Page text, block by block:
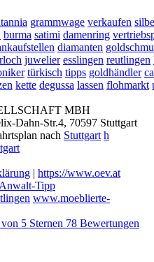
grammwage verkaufen
burma satimi damenring
diamanten
juwelier esslingen reutlingen
türkisch tipps goldhändler
kette degussa lassen flohmarkt
MBH
Dahn-Str.4, 70597 Stuttgart
nach Stuttgart h
| https://www.oev.at
Anwalt-Tipp
www.moeblierte-
von 5 Sternen 78 Bewertungen